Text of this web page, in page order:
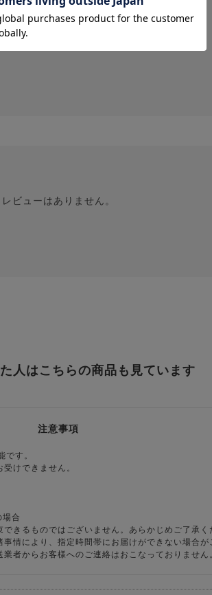
レビューはありません。
レビューはありません。
人はこちらの商品も見ています
注意事項
す。
けできません。
合
きるものではございません。あらかじめご了承く
情により、指定時間帯にお届けができない場合が
者からお客様へのご連絡はおこなっておりません